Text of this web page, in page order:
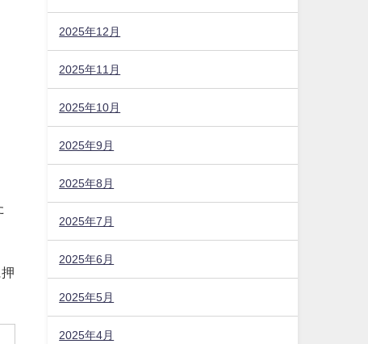
2025年12月
2025年11月
2025年10月
2025年9月
2025年8月
2025年7月
2025年6月
2025年5月
2025年4月